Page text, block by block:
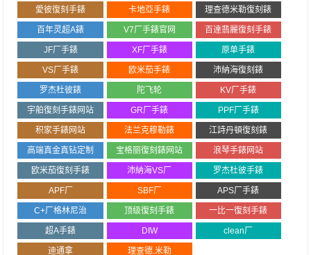
愛彼復刻手錶 卡地亞手錶 理查德米勒復刻錶
百年灵超A錶 V7厂手錶官网 百達翡麗復刻手錶
JF厂手錶 XF厂手錶 原单手錶
VS厂手錶 欧米茄手錶 沛納海復刻錶
罗杰杜彼錶 陀飞轮 KV厂手錶
宇舶復刻手錶网站 GR厂手錶 PPF厂手錶
积家手錶网站 法兰克穆勒錶 江詩丹頓復刻錶
高端真金真钻定制 宝格丽復刻錶网站 浪琴手錶网站
欧米茄復刻手錶 沛納海VS厂 罗杰杜彼手錶
APF厂 SBF厂 APS厂手錶
C+厂格林尼治 顶级復刻手錶 一比一復刻手錶
超A手錶 DIW clean厂
迪通拿 理查德.米勒